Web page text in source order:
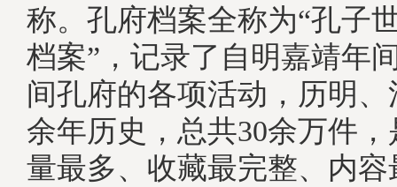
称。孔府档案全称为“孔子
档案”，记录了自明嘉靖年
间孔府的各项活动，历明、
余年历史，总共30余万件
量最多、收藏最完整、内